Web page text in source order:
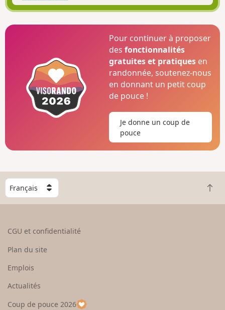
Pour continuer à proposer
desfonctionnalités
gratuites et pratiques en
randonnée, soutenez-nous
en donnant un petit coup
de pouce !
Je donne un coup de
pouce
C
h
o
e
u
R
e
CGU et confidentialité
Plan du site
Emplois
Actualités
Coup de pouce 2026